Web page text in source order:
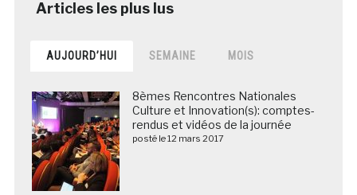
AUJOURD’HUI SEMAINE MOIS
8èmes Rencontres Nationales
Culture et Innovation(s): comptes-
rendus et vidéos de la journée
posté le 12 mars 2017